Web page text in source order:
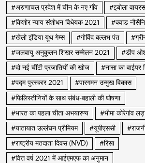
#अरुणाचल प्रदेश में चीन के नए गाँव #इबोला वायरस
#किशोर न्याय संशोधन विधेयक 2021 #क्वाड
#खेलो इंडिया यूथ गेम्स #गोविंद बल्लभ पंत
#जलवायु अनुकूलन शिखर सम्मेलन 2021 #डीप
#दो नई चींटी प्रजातियों की खोज #नासा का वाईपर
#पद्म पुरस्कार 2021 #पारगमन उन्मुख विकास
#फिलिस्तीनियों के साथ संबंध-बहाली की घोषणा
#भारत का पहला चीता अभयारण्य #भीमा कोरेगांव
#यातायात उल्लंघन प्रीमियम #यूपीएससी
#राष्ट्रीय मतदाता दिवस (NVD) #रिसा
#वित्त वर्ष 2021 में आईएमएफ का अनुमान